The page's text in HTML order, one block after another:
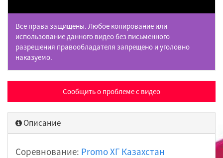
Все права защищены. Любое копирование или
использование данного видео без письменного
разрешения правообладателя запрещено и уголовно
наказуемо.
Сообщить о проблеме с видео
Описание
Соревнование: Promo ХГ Казахстан